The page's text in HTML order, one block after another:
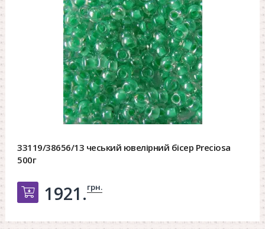
33119/38656/13 чеський ювелірний бісер Preciosa
500г
Добавить в корзину
1921.грн.